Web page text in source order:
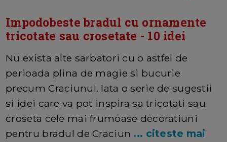
Impodobeste bradul cu ornamente
tricotate sau crosetate - 10 idei
Nu exista alte sarbatori cu o astfel de
perioada plina de magie si bucurie
precum Craciunul. Iata o serie de sugestii
si idei care va pot inspira sa tricotati sau
croseta cele mai frumoase decoratiuni
pentru bradul de Craciun ... citeste mai